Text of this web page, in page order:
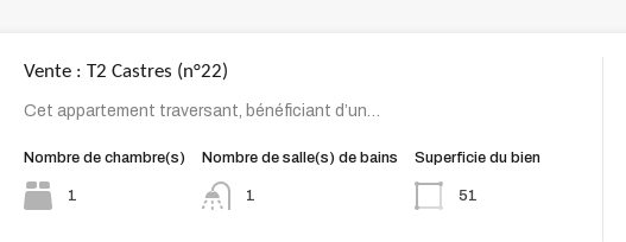
Vente : T2 Castres (n°22)
Cet appartement traversant, bénéficiant d’un…
Nombre de chambre(s)
1
Nombre de salle(s) de bains
1
Superficie du bien
51